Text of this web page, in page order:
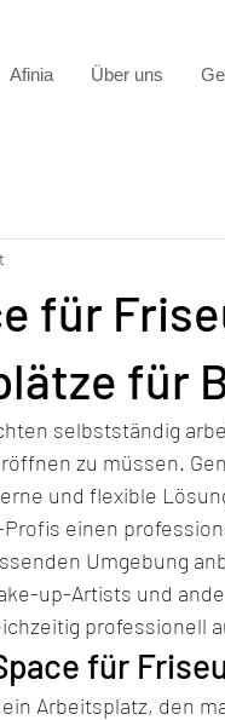
Afinia Über uns
für
für
selbstständig
zu müssen.
und flexible
einen
Umgebung
up-Artists und
professionell
für
Arbeitsplatz, den